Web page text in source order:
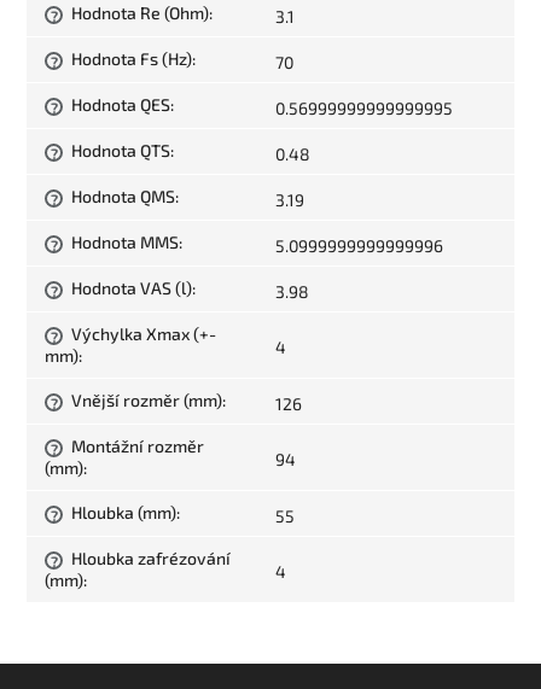
? Hodnota Re (Ohm): 3.1
? Hodnota Fs (Hz): 70
? Hodnota QES: 0.56999999999999995
? Hodnota QTS: 0.48
? Hodnota QMS: 3.19
? Hodnota MMS: 5.0999999999999996
? Hodnota VAS (l): 3.98
?
Výchylka Xmax (+-
mm): 4
? Vnější rozměr (mm): 126
?
Montážní rozměr
(mm): 94
? Hloubka (mm): 55
?
Hloubka zafrézování
(mm): 4